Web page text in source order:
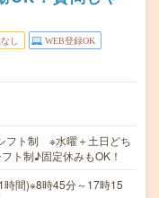
し WEB登録OK
フト制 ※水曜＋土日どち
ト制♪固定休みもOK！
間)※8時45分～17時15